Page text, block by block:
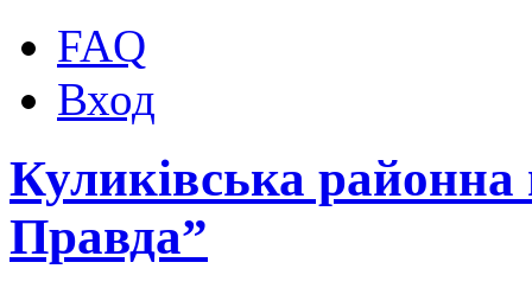
FAQ
Вход
Куликівська
Правда”